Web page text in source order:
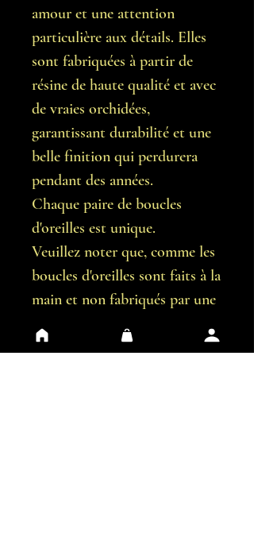
amour et une attention
particulière aux détails. Elles
sont fabriquées à partir de
résine de haute qualité et avec
de vraies orchidées,
garantissant durabilité et une
belle finition qui perdurera
pendant des années.
Chaque paire de boucles
d'oreilles est unique.
Veuillez noter que, comme les
boucles d'oreilles sont faits à la
main et non fabriqués par une
machine, il est possible qu'il y
ait de légères imperfections.